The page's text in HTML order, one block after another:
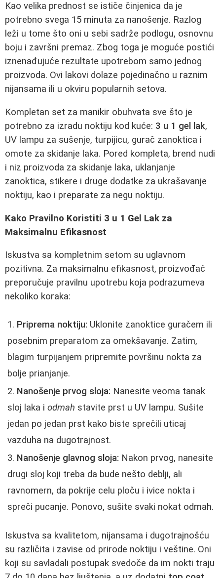
Kao velika prednost se ističe činjenica da je
potrebno svega 15 minuta za nanošenje. Razlog
leži u tome što oni u sebi sadrže podlogu, osnovnu
boju i završni premaz. Zbog toga je moguće postići
iznenađujuće rezultate upotrebom samo jednog
proizvoda. Ovi lakovi dolaze pojedinačno u raznim
nijansama ili u okviru popularnih setova.
Kompletan set za manikir obuhvata sve što je
potrebno za izradu noktiju kod kuće: 3 u 1 gel lak,
UV lampu za sušenje, turpijicu, gurač zanoktica i
omote za skidanje laka. Pored kompleta, brend nudi
i niz proizvoda za skidanje laka, uklanjanje
zanoktica, stikere i druge dodatke za ukrašavanje
noktiju, kao i preparate za negu noktiju.
Kako Pravilno Koristiti 3 u 1 Gel Lak za
Maksimalnu Efikasnost
Iskustva sa kompletnim setom su uglavnom
pozitivna. Za maksimalnu efikasnost, proizvođač
preporučuje pravilnu upotrebu koja podrazumeva
nekoliko koraka:
Priprema noktiju: Uklonite zanoktice guračem ili
posebnim preparatom za omekšavanje. Zatim,
blagim turpijanjem pripremite površinu nokta za
bolje prianjanje.
Nanošenje prvog sloja: Nanesite veoma tanak
sloj laka i odmah stavite prst u UV lampu. Sušite
jedan po jedan prst kako biste sprečili uticaj
vazduha na dugotrajnost.
Nanošenje glavnog sloja: Nakon prvog, nanesite
drugi sloj koji treba da bude nešto deblji, ali
ravnomern, da pokrije celu ploču i ivice nokta i
spreči pucanje. Ponovo, sušite svaki nokat odmah.
Iskustva sa kvalitetom, nijansama i dugotrajnošću
su različita i zavise od prirode noktiju i veštine. Oni
koji su savladali postupak svedoče da im nokti traju